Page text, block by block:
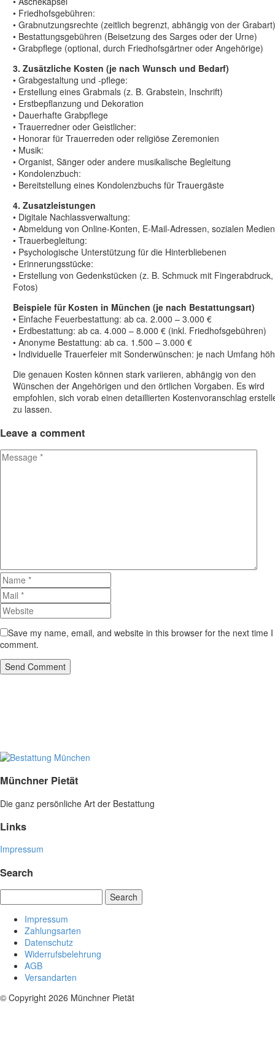
• Friedhofsgebühren:
• Grabnutzungsrechte (zeitlich begrenzt, abhängig von der Grabart)
• Bestattungsgebühren (Beisetzung des Sarges oder der Urne)
• Grabpflege (optional, durch Friedhofsgärtner oder Angehörige)
3. Zusätzliche Kosten (je nach Wunsch und Bedarf)
• Grabgestaltung und -pflege:
• Erstellung eines Grabmals (z. B. Grabstein, Inschrift)
• Erstbepflanzung und Dekoration
• Dauerhafte Grabpflege
• Trauerredner oder Geistlicher:
• Honorar für Trauerreden oder religiöse Zeremonien
• Musik:
• Organist, Sänger oder andere musikalische Begleitung
• Kondolenzbuch:
• Bereitstellung eines Kondolenzbuchs für Trauergäste
4. Zusatzleistungen
• Digitale Nachlassverwaltung:
• Abmeldung von Online-Konten, E-Mail-Adressen, sozialen Medien
• Trauerbegleitung:
• Psychologische Unterstützung für die Hinterbliebenen
• Erinnerungsstücke:
• Erstellung von Gedenkstücken (z. B. Schmuck mit Fingerabdruck,
Fotos)
Beispiele für Kosten in München (je nach Bestattungsart)
• Einfache Feuerbestattung: ab ca. 2.000 – 3.000 €
• Erdbestattung: ab ca. 4.000 – 8.000 € (inkl. Friedhofsgebühren)
• Anonyme Bestattung: ab ca. 1.500 – 3.000 €
• Individuelle Trauerfeier mit Sonderwünschen: je nach Umfang
Die genauen Kosten können stark variieren, abhängig von den
Wünschen der Angehörigen und den örtlichen Vorgaben. Es wird
empfohlen, sich vorab einen detaillierten Kostenvoranschlag
zu lassen.
Leave a comment
Save my name, email, and website in this browser for the next time I
comment.
Send Comment
Münchner Pietät
Die ganz persönliche Art der Bestattung
Links
Impressum
Search
Search
Impressum
Zahlungsarten
Datenschutz
Widerrufsbelehrung
AGB
Versandarten
© Copyright 2026 Münchner Pietät